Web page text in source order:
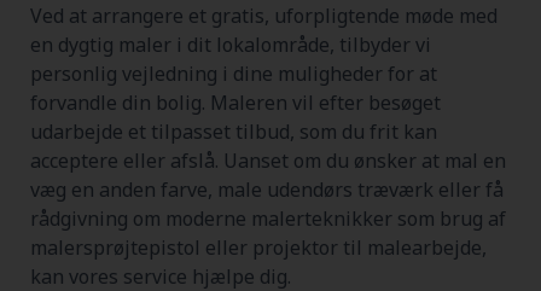
Ved at arrangere et gratis, uforpligtende møde med
en dygtig maler i dit lokalområde, tilbyder vi
personlig vejledning i dine muligheder for at
forvandle din bolig. Maleren vil efter besøget
udarbejde et tilpasset tilbud, som du frit kan
acceptere eller afslå. Uanset om du ønsker at mal en
væg en anden farve, male udendørs træværk eller få
rådgivning om moderne malerteknikker som brug af
malersprøjtepistol eller projektor til malearbejde,
kan vores service hjælpe dig.